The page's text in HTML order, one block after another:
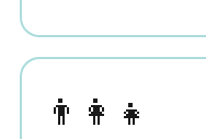
👨‍👩‍👧